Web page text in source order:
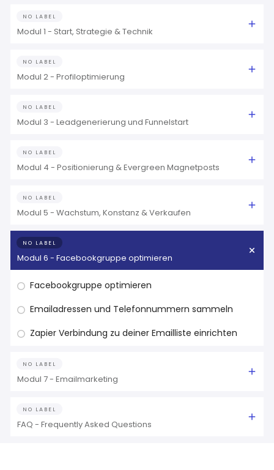
NO LABEL
Modul 1 - Start, Strategie & Technik
NO LABEL
Modul 2 - Profiloptimierung
NO LABEL
Modul 3 - Leadgenerierung und Funnelstart
NO LABEL
Modul 4 - Positionierung & Evergreen Magnetposts
NO LABEL
Modul 5 - Wachstum, Konstanz & Verkaufen
NO LABEL
Modul 6 - Facebookgruppe optimieren
Facebookgruppe optimieren
Emailadressen und Telefonnummern sammeln
Zapier Verbindung zu deiner Emailliste einrichten
NO LABEL
Modul 7 - Emailmarketing
NO LABEL
FAQ - Frequently Asked Questions